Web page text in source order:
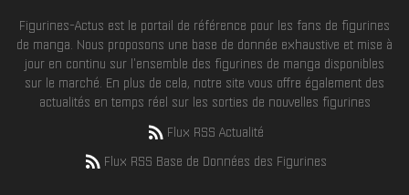
Figurines-Actus est le portail de référence pour les fans de figurines
de manga. Nous proposons une base de donnée exhaustive et mise à
jour en continu sur l'ensemble des figurines de manga disponibles
sur le marché. En plus de cela, notre site vous offre également des
actualités en temps réel sur les sorties de nouvelles figurines
Flux RSS Actualité
Flux RSS Base de Données des Figurines